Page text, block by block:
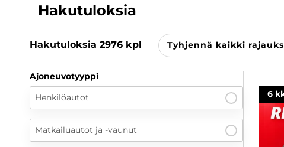
Hakutuloksia
Hakutuloksia 2976 kpl Tyhjennä kaikki
Ajoneuvotyyppi
Henkilöautot
Matkailuautot ja -vaunut
6